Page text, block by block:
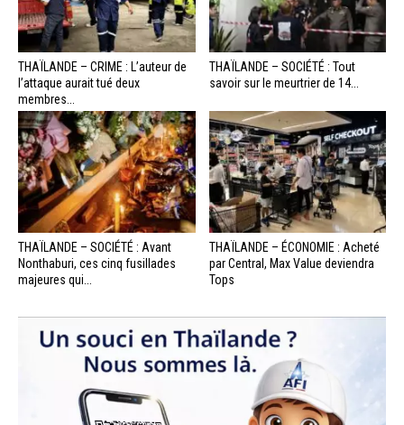
THAÏLANDE – CRIME : L’auteur de
l’attaque aurait tué deux
membres...
THAÏLANDE – SOCIÉTÉ : Tout
savoir sur le meurtrier de 14...
THAÏLANDE – SOCIÉTÉ : Avant
Nonthaburi, ces cinq fusillades
majeures qui...
THAÏLANDE – ÉCONOMIE : Acheté
par Central, Max Value deviendra
Tops